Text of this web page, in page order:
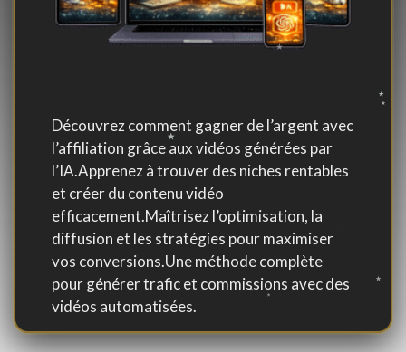
Découvrez comment gagner de l’argent avec
l’affiliation grâce aux vidéos générées par
l’IA.Apprenez à trouver des niches rentables
et créer du contenu vidéo
efficacement.Maîtrisez l’optimisation, la
diffusion et les stratégies pour maximiser
vos conversions.Une méthode complète
pour générer trafic et commissions avec des
vidéos automatisées.